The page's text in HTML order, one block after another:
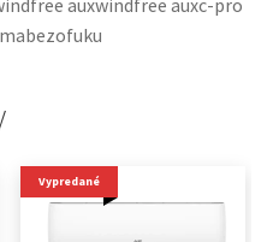
auxwindfree auxc-pro
Vypredané